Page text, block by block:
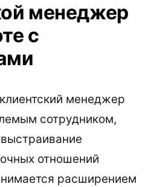
менеджер
с
менеджер
сотрудником,
отношений
расширением